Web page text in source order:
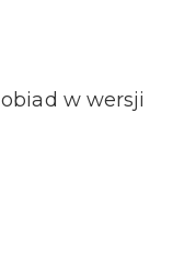
w wersji